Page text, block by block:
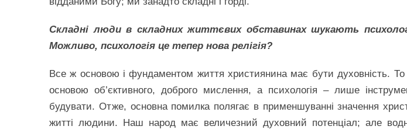
Складні люди в складних життєвих обставинах шукають
Можливо, психологія це тепер нова релігія?
Все ж основою і фундаментом життя християнина має бути духовність. То
основою об’єктивного, доброго мислення, а психологія – лише
будувати. Отже, основна помилка полягає в применшуванні значення
житті людини. Наш народ має величезний духовний потенціал; але